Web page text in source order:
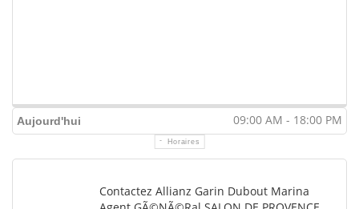
Aujourd'hui 09:00 AM - 18:00 PM
Horaires
Contactez Allianz Garin Dubout Marina